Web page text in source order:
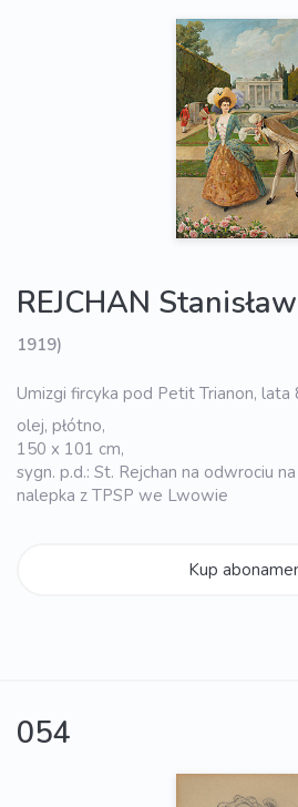
REJCHAN
1919)
Umizgi fircyka pod Petit Trianon, lata
olej, płótno,
150 x 101 cm,
sygn. p.d.: St. Rejchan na odwrociu
nalepka z TPSP we Lwowie
Kup
054